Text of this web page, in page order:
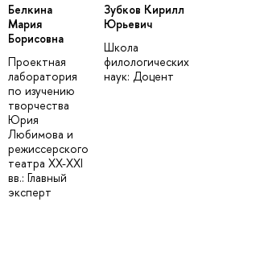
Белкина
Мария
Борисовна
Проектная
лаборатория
по изучению
творчества
Юрия
Любимова и
режиссерского
театра XX-XXI
вв.: Главный
эксперт
Зубков Кирилл
Юрьевич
Школа
филологических
наук: Доцент